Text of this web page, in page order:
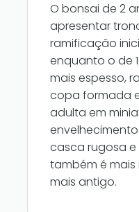
O bonsai de 2
apresentar
ramificação
enquanto o de
mais espesso,
copa formada
adulta em
casca rugosa e
também é
mais antigo.